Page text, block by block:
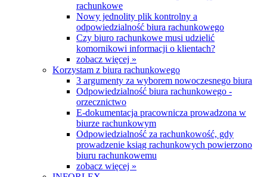
rachunkowe
Nowy jednolity plik kontrolny a
odpowiedzialność biura rachunkowego
Czy biuro rachunkowe musi udzielić
komornikowi informacji o klientach?
zobacz więcej »
Korzystam z biura rachunkowego
3 argumenty za wyborem nowoczesnego biura
Odpowiedzialność biura rachunkowego -
orzecznictwo
E-dokumentacja pracownicza prowadzona w
biurze rachunkowym
Odpowiedzialność za rachunkowość, gdy
prowadzenie ksiąg rachunkowych powierzono
biuru rachunkowemu
zobacz więcej »